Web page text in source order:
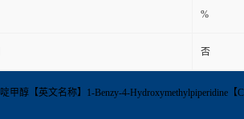
%
否
甲醇【英文名称】1-Benzy-4-Hydroxymethylpiperidine